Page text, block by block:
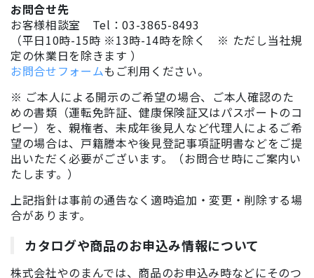
お問合せ先
お客様相談室 Tel：03-3865-8493
（平日10時-15時 ※13時-14時を除く ※ ただし当社規
定の休業日を除きます ）
お問合せフォームもご利用ください。
※ ご本人による開示のご希望の場合、ご本人確認のた
めの書類（運転免許証、健康保険証又はパスポートのコ
ピー）を、親権者、未成年後見人など代理人によるご希
望の場合は、戸籍謄本や後見登記事項証明書などをご提
出いただく必要がございます。（お問合せ時にご案内い
たします。）
上記指針は事前の通告なく適時追加・変更・削除する場
合があります。
カタログや商品のお申込み情報について
株式会社やのまんでは、商品のお申込み時などにそのつ